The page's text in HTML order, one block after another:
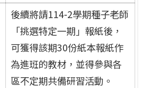
後續將請114-2學期種子老師
「挑選特定一期」報紙後，
可獲得該期30份紙本報紙作
為進班的教材，並得參與各
區不定期共備研習活動。